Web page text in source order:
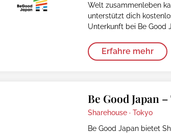
Welt zusammenleben
unterstützt dich
Unterkunft bei Be Good
Erfahre mehr
Be Good Japan
Sharehouse · Tokyo
Be Good Japan bietet